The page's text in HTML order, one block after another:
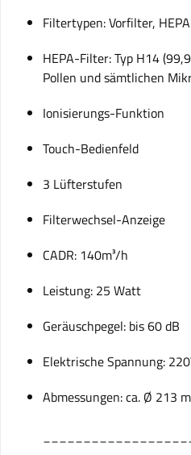
Filtertypen: Vorfilter,
HEPA-Filter: Typ H14
Pollen und sämtlichen
Ionisierungs-Funktion
Touch-Bedienfeld
3 Lüfterstufen
Filterwechsel-Anzeige
CADR: 140m³/h
Leistung: 25 Watt
Geräuschpegel: bis 60 dB
Elektrische Spannung:
Abmessungen: ca. Ø 213